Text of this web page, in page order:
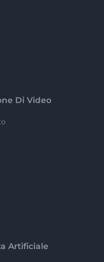
Di Video
Artificiale